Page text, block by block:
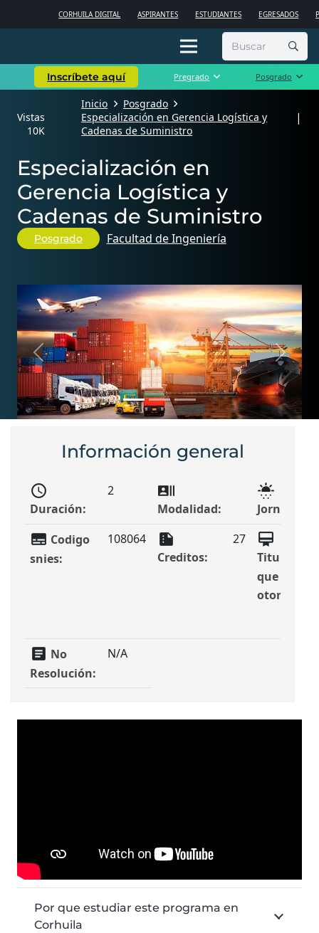
CORHUILA DIGITAL ASPIRANTES ESTUDIANTES EGRESADOS
Buscar:
Inscríbete aquí Pregrado Posgrado
Vistas
10K
Inicio
Posgrado
Especialización en Gerencia Logística y
Cadenas de Suministro
|
Especialización en
Gerencia Logística y
Cadenas de Suministro
Posgrado Facultad de Ingeniería
Previous Next
Información general
schedule
Duración:
2 recent_actors
Modalidad:
sunny_snowing
Jornada:
subtitles Codigo
snies:
108064 summarize
Creditos:
27 card_membership
Titulo
que
otorga:
article No
Resolución:
N/A
Por que estudiar este programa en
Corhuila